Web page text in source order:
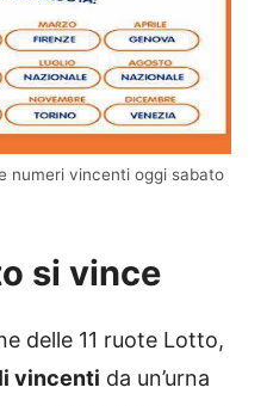
numeri vincenti oggi sabato
si vince
delle 11 ruote Lotto,
vincenti da un’urna